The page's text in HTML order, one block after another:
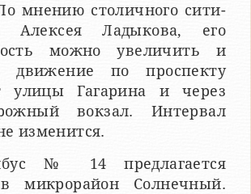
мнению столичного сити-
Алексея Ладыкова, его
можно увеличить и
движение по проспекту
улицы Гагарина и через
вокзал. Интервал
изменится.
№ 14 предлагается
микрорайон Солнечный.